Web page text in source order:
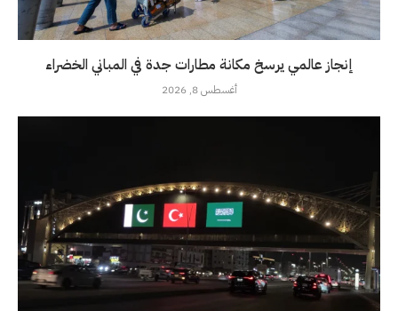
إنجاز عالمي يرسخ مكانة مطارات جدة في المباني الخضراء
أغسطس 8, 2026